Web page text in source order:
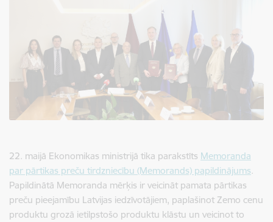
22. maijā Ekonomikas ministrijā tika parakstīts Memoranda
par pārtikas preču tirdzniecību (Memorands) papildinājums.
Papildinātā Memoranda mērķis ir veicināt pamata pārtikas
preču pieejamību Latvijas iedzīvotājiem, paplašinot Zemo cenu
produktu grozā ietilpstošo produktu klāstu un veicinot to